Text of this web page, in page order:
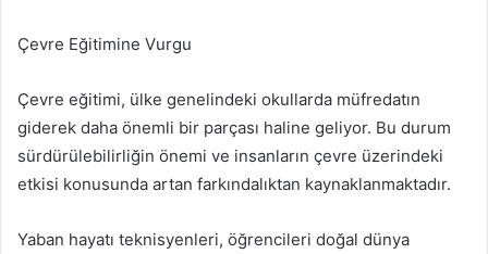
Çevre Eğitimine Vurgu
Çevre eğitimi, ülke genelindeki okullarda müfredatın
giderek daha önemli bir parçası haline geliyor. Bu durum
sürdürülebilirliğin önemi ve insanların çevre üzerindeki
etkisi konusunda artan farkındalıktan kaynaklanmaktadır.
Yaban hayatı teknisyenleri, öğrencileri doğal dünya